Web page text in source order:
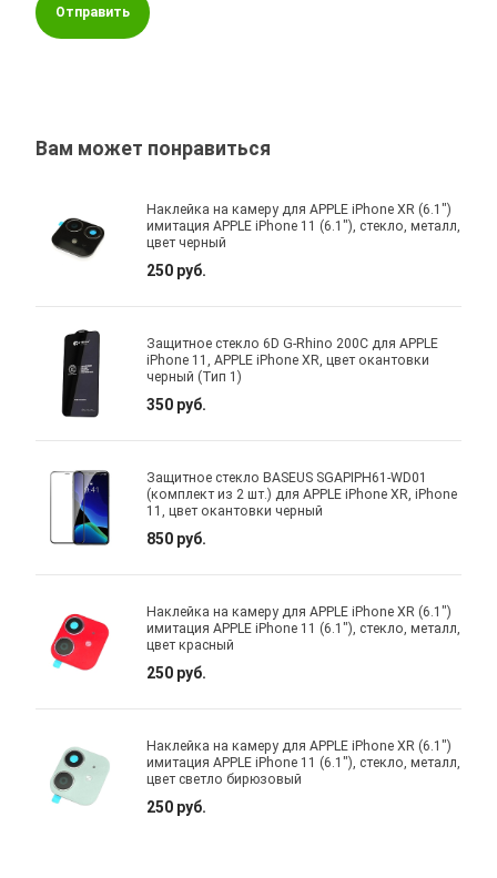
Отправить
Вам может понравиться
Наклейка на камеру для APPLE iPhone XR (6.1")
имитация APPLE iPhone 11 (6.1"), стекло, металл,
цвет черный
250 руб.
Защитное стекло 6D G-Rhino 200C для APPLE
iPhone 11, APPLE iPhone XR, цвет окантовки
черный (Тип 1)
350 руб.
Защитное стекло BASEUS SGAPIPH61-WD01
(комплект из 2 шт.) для APPLE iPhone XR, iPhone
11, цвет окантовки черный
850 руб.
Наклейка на камеру для APPLE iPhone XR (6.1")
имитация APPLE iPhone 11 (6.1"), стекло, металл,
цвет красный
250 руб.
Наклейка на камеру для APPLE iPhone XR (6.1")
имитация APPLE iPhone 11 (6.1"), стекло, металл,
цвет светло бирюзовый
250 руб.